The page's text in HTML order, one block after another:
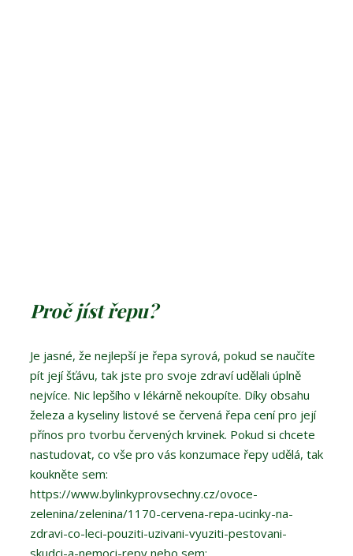
Proč jíst řepu?
Je jasné, že nejlepší je řepa syrová, pokud se naučíte
pít její šťávu, tak jste pro svoje zdraví udělali úplně
nejvíce. Nic lepšího v lékárně nekoupíte. Díky obsahu
železa a kyseliny listové se červená řepa cení pro její
přínos pro tvorbu červených krvinek. Pokud si chcete
nastudovat, co vše pro vás konzumace řepy udělá, tak
koukněte sem:
https://www.bylinkyprovsechny.cz/ovoce-
zelenina/zelenina/1170-cervena-repa-ucinky-na-
zdravi-co-leci-pouziti-uzivani-vyuziti-pestovani-
skudci-a-nemoci-repy nebo sem: